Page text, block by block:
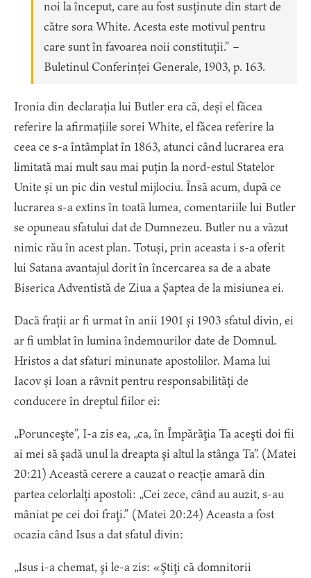
noi la început, care au fost susținute din start de
către sora White. Acesta este motivul pentru
care sunt în favoarea noii constituții.” –
Buletinul Conferinței Generale, 1903, p. 163.
Ironia din declarația lui Butler era că, deși el făcea
referire la afirmațiile sorei White, el făcea referire la
ceea ce s-a întâmplat în 1863, atunci când lucrarea era
limitată mai mult sau mai puțin la nord-estul Statelor
Unite și un pic din vestul mijlociu. Însă acum, după ce
lucrarea s-a extins în toată lumea, comentariile lui Butler
se opuneau sfatului dat de Dumnezeu. Butler nu a văzut
nimic rău în acest plan. Totuși, prin aceasta i s-a oferit
lui Satana avantajul dorit în încercarea sa de a abate
Biserica Adventistă de Ziua a Șaptea de la misiunea ei.
Dacă frații ar fi urmat în anii 1901 și 1903 sfatul divin, ei
ar fi umblat în lumina îndemnurilor date de Domnul.
Hristos a dat sfaturi minunate apostolilor. Mama lui
Iacov și Ioan a râvnit pentru responsabilități de
conducere în dreptul fiilor ei:
„Porunceşte”, I-a zis ea, „ca, în Împărăţia Ta aceşti doi fii
ai mei să şadă unul la dreapta şi altul la stânga Ta”. (Matei
20:21) Această cerere a cauzat o reacție amară din
partea celorlalți apostoli: „Cei zece, când au auzit, s-au
mâniat pe cei doi fraţi.” (Matei 20:24) Aceasta a fost
ocazia când Isus a dat sfatul divin:
„Isus i-a chemat, şi le-a zis: «Ştiţi că domnitorii